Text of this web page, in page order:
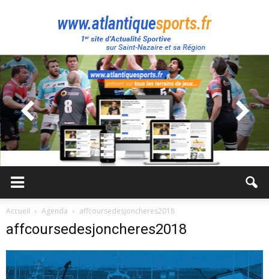
Atlantique
Sport
Accueil Agenda affcoursedesjoncheres2018
affcoursedesjoncheres2018